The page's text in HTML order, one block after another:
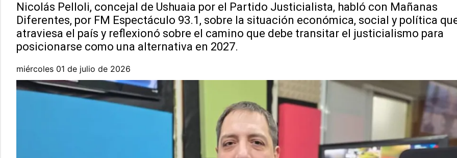
Nicolás Pelloli, concejal de Ushuaia por el Partido Justicialista, habló con Mañanas
Diferentes, por FM Espectáculo 93.1, sobre la situación económica, social y política
atraviesa el país y reflexionó sobre el camino que debe transitar el justicialismo para
posicionarse como una alternativa en 2027.
miércoles 01 de julio de 2026